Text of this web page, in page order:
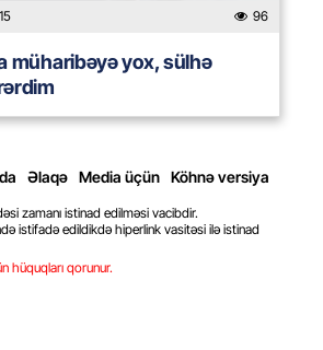
96
müharibəyə yox, sülhə
Əlaqə Media üçün Köhnə versiya
zamanı istinad edilməsi vacibdir.
istifadə edildikdə hiperlink vasitəsi ilə istinad
hüquqları qorunur.